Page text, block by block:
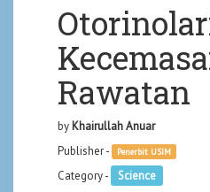
Rawatan
by Khairullah Anuar
Publisher -
Penerbit USIM
Category - Science